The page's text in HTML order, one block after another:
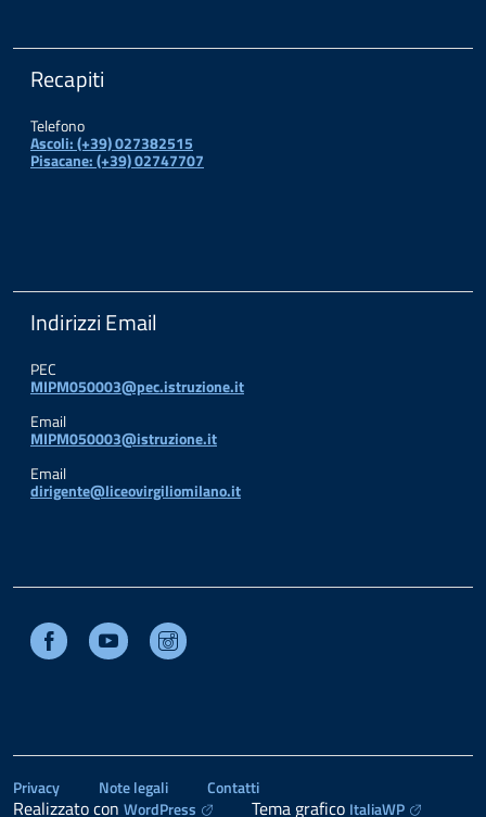
Recapiti
Telefono
Ascoli: (+39) 027382515
Pisacane: (+39) 02747707
Indirizzi Email
PEC
MIPM050003@pec.istruzione.it
Email
MIPM050003@istruzione.it
Email
dirigente@liceovirgiliomilano.it
Facebook Youtube
Privacy Note legali Contatti
Realizzato con WordPress Tema grafico ItaliaWP